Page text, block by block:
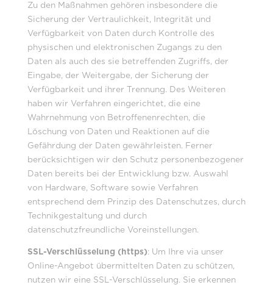
Zu den Maßnahmen gehören insbesondere die
Sicherung der Vertraulichkeit, Integrität und
Verfügbarkeit von Daten durch Kontrolle des
physischen und elektronischen Zugangs zu den
Daten als auch des sie betreffenden Zugriffs, der
Eingabe, der Weitergabe, der Sicherung der
Verfügbarkeit und ihrer Trennung. Des Weiteren
haben wir Verfahren eingerichtet, die eine
Wahrnehmung von Betroffenenrechten, die
Löschung von Daten und Reaktionen auf die
Gefährdung der Daten gewährleisten. Ferner
berücksichtigen wir den Schutz personenbezogener
Daten bereits bei der Entwicklung bzw. Auswahl
von Hardware, Software sowie Verfahren
entsprechend dem Prinzip des Datenschutzes, durch
Technikgestaltung und durch
datenschutzfreundliche Voreinstellungen.
SSL-Verschlüsselung (https): Um Ihre via unser
Online-Angebot übermittelten Daten zu schützen,
nutzen wir eine SSL-Verschlüsselung. Sie erkennen